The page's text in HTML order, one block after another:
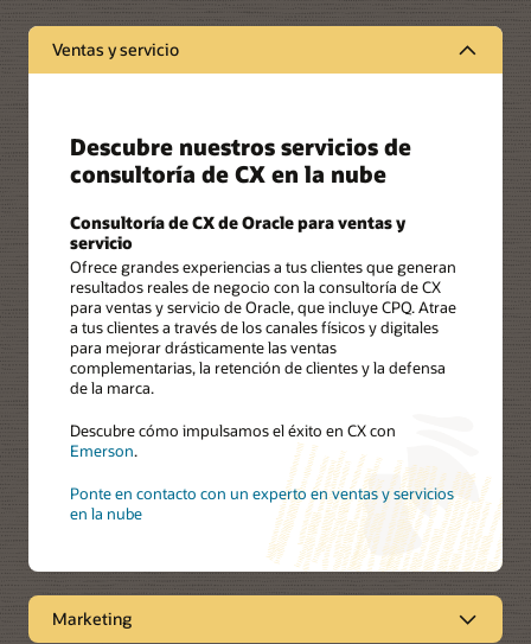
Ventas y servicio
Descubre nuestros servicios de
consultoría de CX en la nube
Consultoría de CX de Oracle para ventas y
servicio
Ofrece grandes experiencias a tus clientes que generan
resultados reales de negocio con la consultoría de CX
para ventas y servicio de Oracle, que incluye CPQ. Atrae
a tus clientes a través de los canales físicos y digitales
para mejorar drásticamente las ventas
complementarias, la retención de clientes y la defensa
de la marca.
Descubre cómo impulsamos el éxito en CX con
Emerson.
Ponte en contacto con un experto en ventas y servicios
en la nube
Marketing